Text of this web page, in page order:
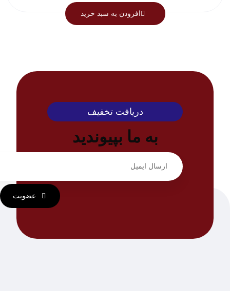
افزودن به سبد خرید
دریافت تخفیف
به ما بپیوندید
عضویت